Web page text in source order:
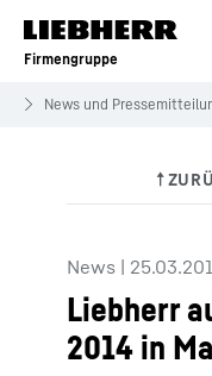
Zum Inhalt springen
Firmengruppe
News und
News |
Liebherr
2014 in